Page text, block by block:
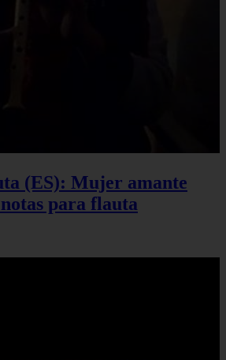
(ES): Mujer amante
para flauta